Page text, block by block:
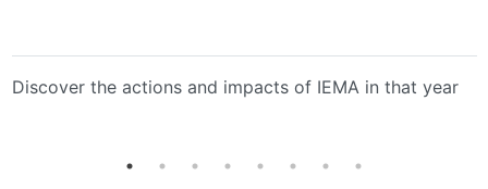
Discover the actions and impacts of IEMA in that year